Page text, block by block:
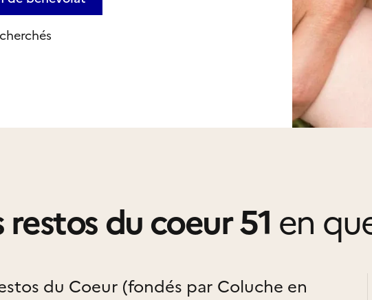
restos du coeur 51 en
du Coeur (fondés par Coluche en